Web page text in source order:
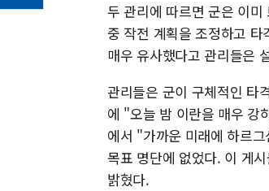
두 관리에 따르면 군은 이
중 작전 계획을 조정하고
매우 유사했다고 관리들은
관리들은 군이 구체적인 타
에 "오늘 밤 이란을 매우 강
에서 "가까운 미래에 하르
목표 명단에 없었다. 이 게
밝혔다.